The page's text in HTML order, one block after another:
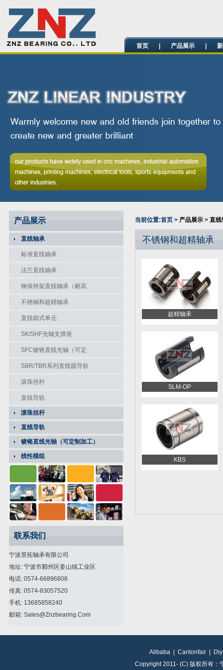
首页 产品展示
产品展示
直线轴承
标准直线轴承
法兰直线轴承
钢保持架直线轴承（耐高
温）
不锈钢和超精轴承
直线箱式单元
SK/SHF光轴支撑座
SFC镀铬直线光轴（可定
制加工）
SBR/TBR系列直线圆导轨
滚珠丝杆
直线导轨
滚珠丝杆
直线导轨
镀铬直线光轴（可定制加工）
线性模组
联系我们
宁波景拓轴承有限公司
地址: 宁波市鄞州区姜山镇工业区
电话: 0574-66896808
传真: 0574-83057520
手机: 13685858240
邮箱: Sales@znzbearing.com
当前位置:首页 > 产品展示 > 直线
不锈钢和超精轴承
超精轴承
SLM-OP
KBS
Alibaba| Cantonfair|
Copyright 2011- (C) 版权所有